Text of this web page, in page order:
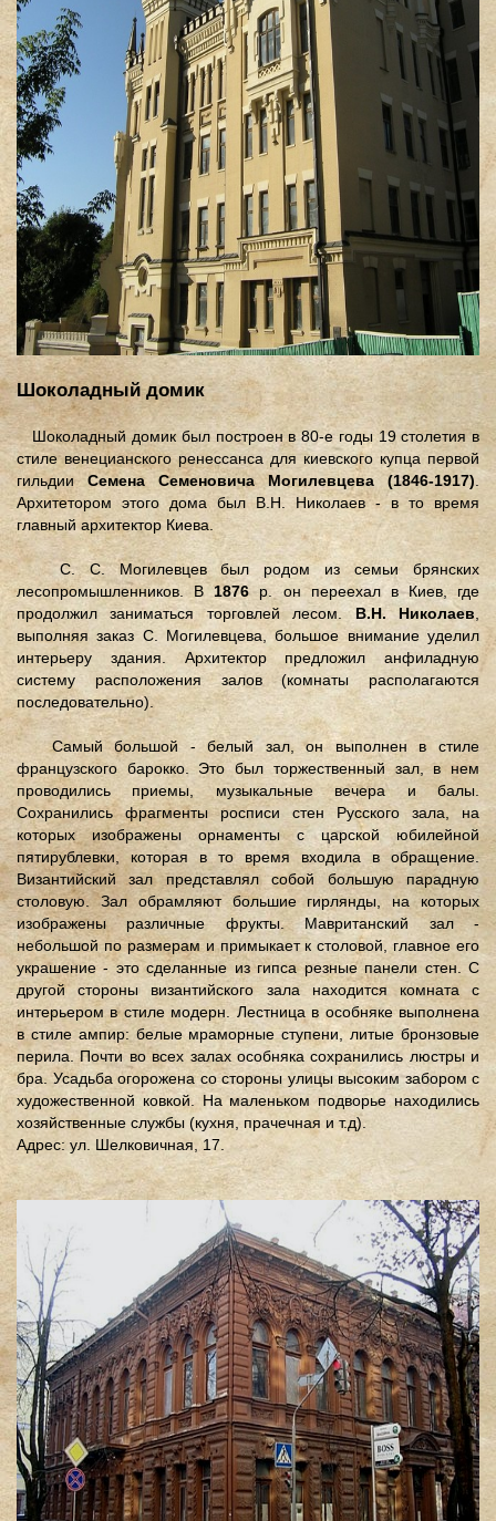
Шоколадный домик
Шоколадный домик был построен в 80-е годы 19 столетия в
стиле венецианского ренессанса для киевского купца первой
гильдииСемена Семеновича Могилевцева (1846-1917)
Архитетором этого дома был В.Н. Николаев - в то время
главный архитектор Киева.
С. С. Могилевцев был родом из семьи брянских
лесопромышленников. В1876 р. он переехал в Киев, где
продолжил заниматься торговлей лесом. В.Н. Николаев
выполняя заказ С. Могилевцева, большое внимание уделил
интерьеру здания. Архитектор предложил анфиладную
систему расположения залов (комнаты располагаются
последовательно).
Самый большой - белый зал, он выполнен в стиле
французского барокко. Это был торжественный зал, в нем
проводились приемы, музыкальные вечера и балы.
Сохранились фрагменты росписи стен Русского зала, на
которых изображены орнаменты с царской юбилейной
пятирублевки, которая в то время входила в обращение.
Византийский зал представлял собой большую парадную
столовую. Зал обрамляют большие гирлянды, на которых
изображены различные фрукты. Мавританский зал -
небольшой по размерам и примыкает к столовой, главное его
украшение - это сделанные из гипса резные панели стен. С
другой стороны византийского зала находится комната с
интерьером в стиле модерн. Лестница в особняке выполнена
в стиле ампир: белые мраморные ступени, литые бронзовые
перила. Почти во всех залах особняка сохранились люстры и
бра. Усадьба огорожена со стороны улицы высоким забором с
художественной ковкой. На маленьком подворье находились
хозяйственные службы (кухня, прачечная и т.д).
Адрес: ул. Шелковичная, 17.